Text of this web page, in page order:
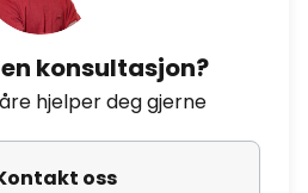
konsultasjon?
hjelper deg gjerne
oss